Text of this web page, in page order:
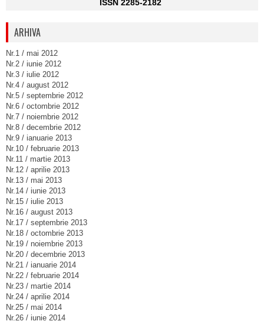
ISSN 2285-2182
ARHIVA
Nr.1 / mai 2012
Nr.2 / iunie 2012
Nr.3 / iulie 2012
Nr.4 / august 2012
Nr.5 / septembrie 2012
Nr.6 / octombrie 2012
Nr.7 / noiembrie 2012
Nr.8 / decembrie 2012
Nr.9 / ianuarie 2013
Nr.10 / februarie 2013
Nr.11 / martie 2013
Nr.12 / aprilie 2013
Nr.13 / mai 2013
Nr.14 / iunie 2013
Nr.15 / iulie 2013
Nr.16 / august 2013
Nr.17 / septembrie 2013
Nr.18 / octombrie 2013
Nr.19 / noiembrie 2013
Nr.20 / decembrie 2013
Nr.21 / ianuarie 2014
Nr.22 / februarie 2014
Nr.23 / martie 2014
Nr.24 / aprilie 2014
Nr.25 / mai 2014
Nr.26 / iunie 2014